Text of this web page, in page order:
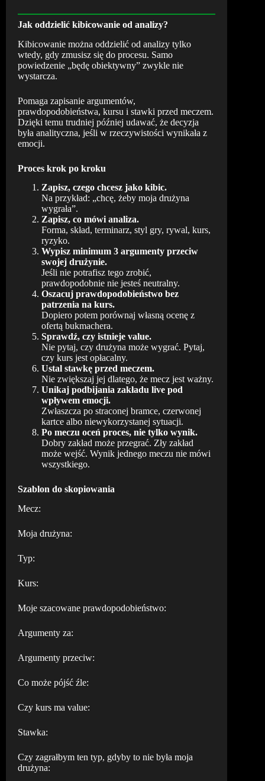
Jak oddzielić kibicowanie od analizy?
Kibicowanie można oddzielić od analizy tylko
wtedy, gdy zmusisz się do procesu. Samo
powiedzenie „będę obiektywny” zwykle nie
wystarcza.
Pomaga zapisanie argumentów,
prawdopodobieństwa, kursu i stawki przed meczem.
Dzięki temu trudniej później udawać, że decyzja
była analityczna, jeśli w rzeczywistości wynikała z
emocji.
Proces krok po kroku
Zapisz, czego chcesz jako kibic.
Na przykład: „chcę, żeby moja drużyna
wygrała”.
Zapisz, co mówi analiza.
Forma, skład, terminarz, styl gry, rywal, kurs,
ryzyko.
Wypisz minimum 3 argumenty przeciw
swojej drużynie.
Jeśli nie potrafisz tego zrobić,
prawdopodobnie nie jesteś neutralny.
Oszacuj prawdopodobieństwo bez
patrzenia na kurs.
Dopiero potem porównaj własną ocenę z
ofertą bukmachera.
Sprawdź, czy istnieje value.
Nie pytaj, czy drużyna może wygrać. Pytaj,
czy kurs jest opłacalny.
Ustal stawkę przed meczem.
Nie zwiększaj jej dlatego, że mecz jest ważny.
Unikaj podbijania zakładu live pod
wpływem emocji.
Zwłaszcza po straconej bramce, czerwonej
kartce albo niewykorzystanej sytuacji.
Po meczu oceń proces, nie tylko wynik.
Dobry zakład może przegrać. Zły zakład
może wejść. Wynik jednego meczu nie mówi
wszystkiego.
Szablon do skopiowania
Mecz:
Moja drużyna:
Typ:
Kurs:
Moje szacowane prawdopodobieństwo:
Argumenty za:
Argumenty przeciw:
Co może pójść źle:
Czy kurs ma value:
Stawka:
Czy zagrałbym ten typ, gdyby to nie była moja
drużyna: